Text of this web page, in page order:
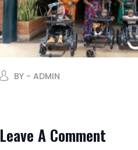
BY - ADMIN
Leave A Comment